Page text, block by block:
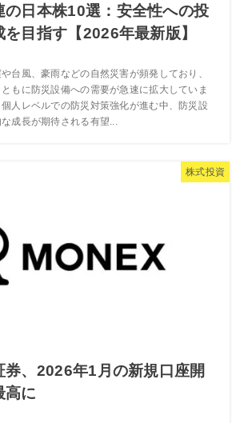
の日本株10選：安全性への投
目指す【2026年最新版】
台風、豪雨などの自然災害が頻発しており、
もに防災設備への需要が急速に拡大していま
人レベルでの防災対策強化が進む中、防災設
成長が期待される有望...
株式投資
券、2026年1月の新規口座開
高に